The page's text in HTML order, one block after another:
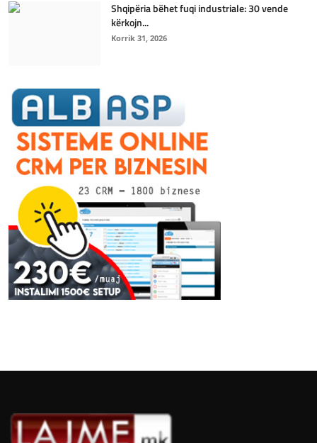
Shqipëria bëhet fuqi industriale: 30 vende
kërkojn...
Korrik 31, 2026